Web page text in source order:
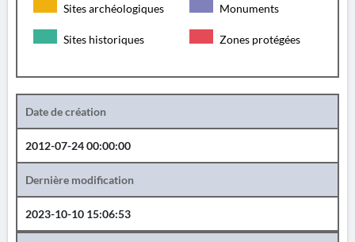
Sites archéologiques Monuments
Sites historiques Zones protégées
Date de création
2012-07-24 00:00:00
Dernière modification
2023-10-10 15:06:53